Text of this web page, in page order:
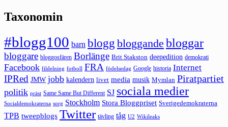
Taxonomin
#blogg100 barn blogg bloggande bloggar
bloggare bloggosfären Borlänge Brit Stakston deepedition demokrati
Facebook fildelning fotboll FRA födelsedag Google historia Internet
IPRed JMW jobb kalendern livet media musik Mymlan Piratpartiet
politik präst Same Same But Different SJ sociala medier
Socialdemokraterna sorg Stockholm Stora Bloggpriset Sverigedemokraterna
TPB tweepblogs Twitter tävling tåg U2 Wikileaks